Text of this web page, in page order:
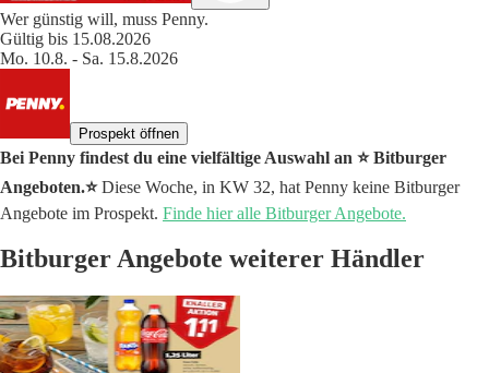
Wer günstig will, muss Penny.
Gültig bis 15.08.2026
Mo. 10.8. - Sa. 15.8.2026
Prospekt öffnen
Bei Penny findest du eine vielfältige Auswahl an ⭐️ Bitburger
Angeboten.⭐️Diese Woche, in KW 32, hat Penny keine Bitburger
Angebote im Prospekt. Finde hier alle Bitburger Angebote.
Bitburger Angebote weiterer Händler